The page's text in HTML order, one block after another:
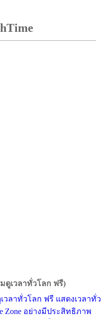
ดูเวลาทั่วโลก ฟรี)
วลาทั่วโลก ฟรี แสดงเวลาทั่ว
Zone อย่างมีประสิทธิภาพ